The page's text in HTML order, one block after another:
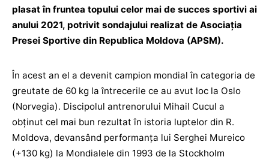
plasat în fruntea topului celor mai de succes sportivi ai
anului 2021, potrivit sondajului realizat de Asociația
Presei Sportive din Republica Moldova (APSM).
În acest an el a devenit campion mondial în categoria de
greutate de 60 kg la întrecerile ce au avut loc la Oslo
(Norvegia). Discipolul antrenorului Mihail Cucul a
obținut cel mai bun rezultat în istoria luptelor din R.
Moldova, devansând performanța lui Serghei Mureico
(+130 kg) la Mondialele din 1993 de la Stockholm